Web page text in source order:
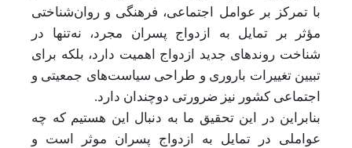
با تمرکز بر عوامل اجتماعی، فرهنگی و روان‌شناختی
مؤثر بر تمایل به ازدواج پسران مجرد، نه‌تنها در
شناخت روندهای جدید ازدواج اهمیت دارد، بلکه برای
تبیین تغییرات باروری و طراحی سیاست‌های جمعیتی و
اجتماعی کشور نیز ضرورتی دوچندان دارد.
بنابراین در این تحقیق ما به دنبال این هستیم که چه
عواملی در تمایل به ازدواج پسران موثر است و